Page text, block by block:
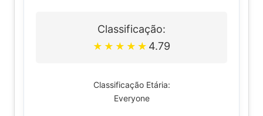
Classificação:
★ ★ ★ ★ ★ 4.79
Classificação Etária:
Everyone